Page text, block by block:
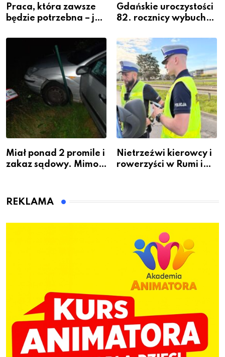
Praca, która zawsze
będzie potrzebna – jak
zawodem przyszłości i
gdzie się go nauczyć?
Gdańskie uroczystości
82. rocznicy wybuchu
Warszawskiego
Miał ponad 2 promile i
zakaz sądowy. Mimo
Bolszewie i uderzył w
Nietrzeźwi kierowcy i
rowerzyści w Rumi i
REKLAMA